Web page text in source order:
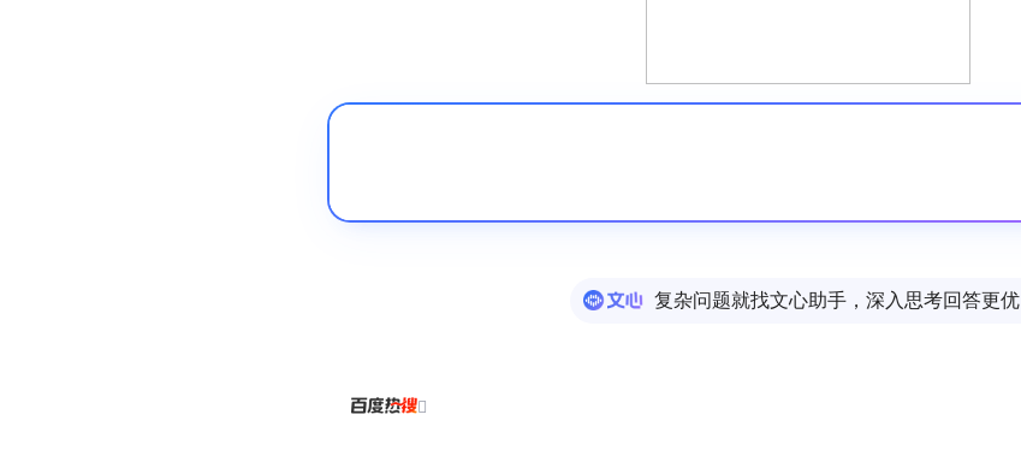
复杂问题就找文心助手，深入思考回答更优
